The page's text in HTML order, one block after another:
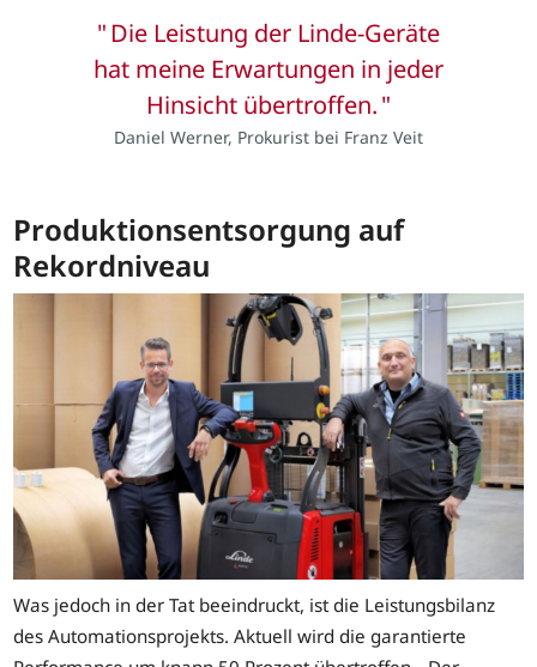
Die Leistung der Linde-Geräte
hat meine Erwartungen in jeder
Hinsicht übertroffen.
Daniel Werner, Prokurist bei Franz Veit
Produktionsentsorgung auf
Rekordniveau
Was jedoch in der Tat beeindruckt, ist die Leistungsbilanz
des Automationsprojekts. Aktuell wird die garantierte